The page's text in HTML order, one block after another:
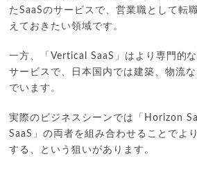
たSaaSのサービスで、営業職として転
えておきたい領域です。
一方、「Vertical SaaS」はより専門的
サービスで、日本国内では建築、物流
でいます。
実際のビジネスシーンでは「Horizon
SaaS」の両者を組み合わせることでよ
する、という狙いがあります。